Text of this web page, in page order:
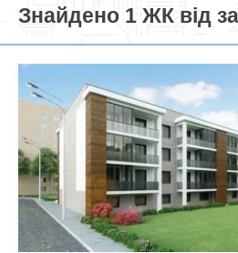
Знайдено 1 ЖК від